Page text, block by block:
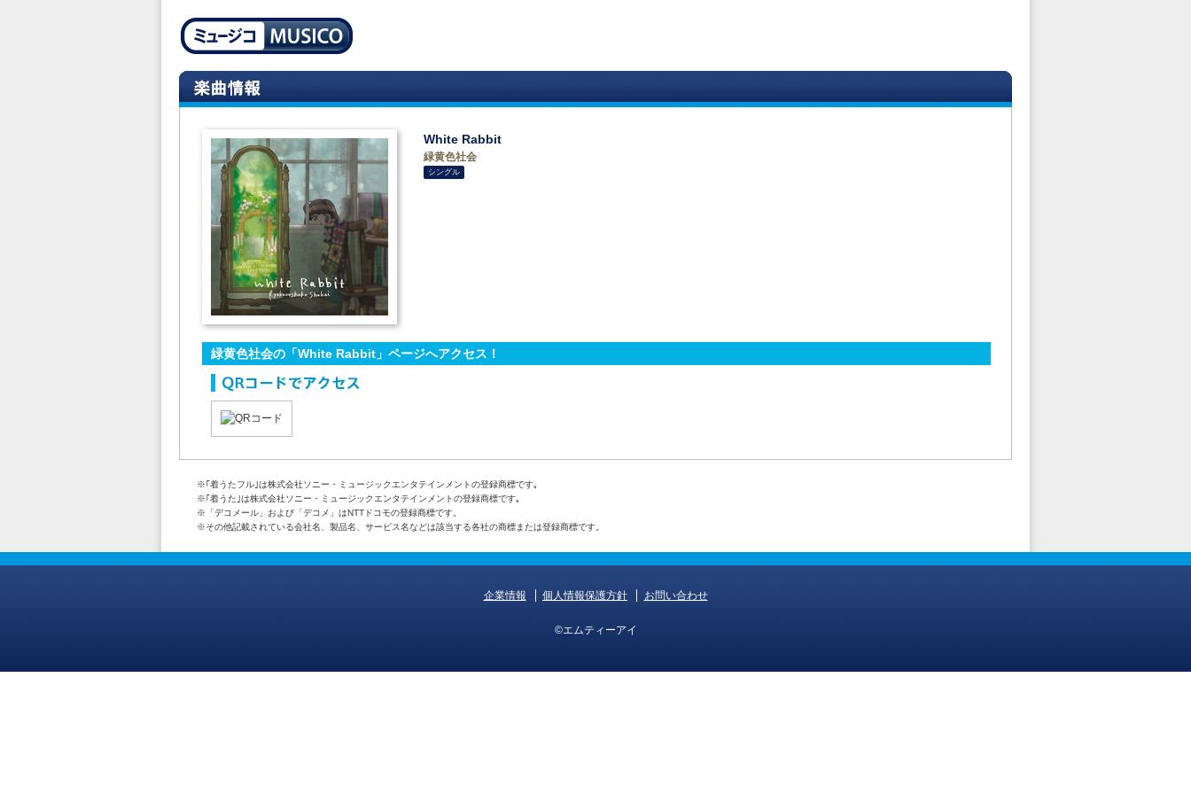
White Rabbit
緑黄色社会
シングル
緑黄色社会の「White Rabbit」ページへアクセス！
※｢着うたフル｣は株式会社ソニー・ミュージックエンタテインメントの登録商標です｡
※｢着うた｣は株式会社ソニー・ミュージックエンタテインメントの登録商標です｡
※「デコメール」および「デコメ」はNTTドコモの登録商標です。
※その他記載されている会社名、製品名、サービス名などは該当する各社の商標または登録商標です。
企業情報 個人情報保護方針 お問い合わせ
©エムティーアイ